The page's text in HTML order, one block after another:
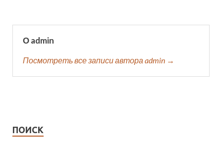
О admin
Посмотреть все записи автора admin →
ПОИСК